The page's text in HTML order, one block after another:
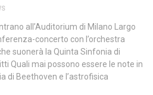
all’Auditorium di Milano Largo
concerto con l’orchestra
suonerà la Quinta Sinfonia di
Quali mai possono essere le note in
di Beethoven e l’astrofisica